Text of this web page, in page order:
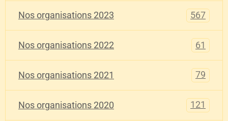
Nos organisations 2023 567
Nos organisations 2022 61
Nos organisations 2021 79
Nos organisations 2020 121